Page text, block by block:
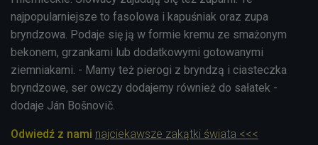
najpopularniejsze to fasolowa i kapuśniak oraz zupa
bryndzowa. Podaje się ją w formie kremu ze smażonym
bekonem, grzankami lub dodatkowymi gotowanymi
ziemniakami. - Mamy też pierogi z bryndzą i ciasteczka
bryndzowe, ser owczy dodajemy również do sałatek -
dodaje Ján Bošnovič.
Odwiedź z nami najciekawsze zakątki świata <<<